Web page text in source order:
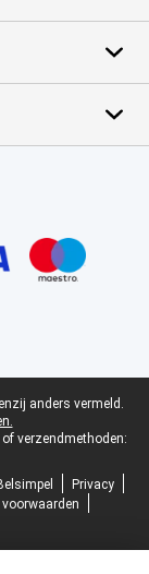
anders vermeld.
verzendmethoden:
Privacy